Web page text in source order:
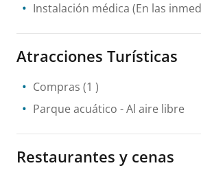
Instalación médica (En las
Atracciones Turísticas
Compras (1 )
Parque acuático - Al aire libre
Restaurantes y cenas